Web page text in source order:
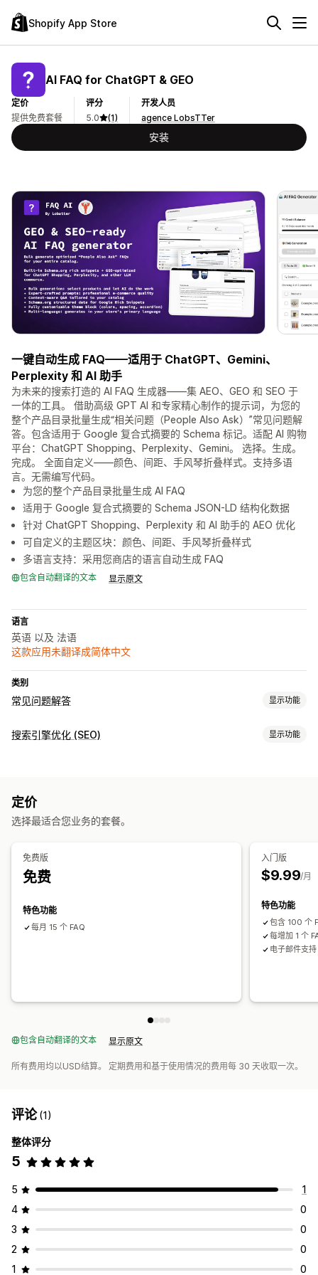
Shopify App Store
AI FAQ for ChatGPT & GEO
定价
提供免费套餐
评分
5.0
(1)
开发人员
agence LobsTTer
安装
一键自动生成 FAQ——适用于 ChatGPT、Gemini、
Perplexity 和 AI 助手
为未来的搜索打造的 AI FAQ 生成器——集 AEO、GEO 和 SEO 于
一体的工具。 借助高级 GPT AI 和专家精心制作的提示词，为您的
整个产品目录批量生成“相关问题（People Also Ask）”常见问题解
答。包含适用于 Google 复合式摘要的 Schema 标记。适配 AI 购物
平台：ChatGPT Shopping、Perplexity、Gemini。 选择。生成。
完成。 全面自定义——颜色、间距、手风琴折叠样式。支持多语
言。无需编写代码。
为您的整个产品目录批量生成 AI FAQ
适用于 Google 复合式摘要的 Schema JSON-LD 结构化数据
针对 ChatGPT Shopping、Perplexity 和 AI 助手的 AEO 优化
可自定义的主题区块：颜色、间距、手风琴折叠样式
多语言支持：采用您商店的语言自动生成 FAQ
包含自动翻译的文本 显示原文
语言
英语 以及 法语
这款应用未翻译成简体中文
类别
常见问题解答 显示功能
编辑工具
手风琴
搜索引擎优化 (SEO) 显示功能
定价
选择最适合您业务的套餐。
免费版
免费
特色功能
每月 15 个 FAQ
入门版
$9.99/月
特色功能
包含 100 个
每增加 1 个
电子邮件支持
包含自动翻译的文本 显示原文
所有费用均以USD结算。 定期费用和基于使用情况的费用每 30 天收取一次。
评论(1)
整体评分
5
5
1
4
0
3
0
2
0
1
0